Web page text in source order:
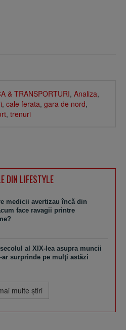
& TRANSPORTURI, Analiza,
, cale ferata, gara de nord,
, trenuri
DIN LIFESTYLE
medicii avertizau încă din
face ravagii printre
al XIX-lea asupra muncii
surprinde pe mulţi astăzi
multe ştiri